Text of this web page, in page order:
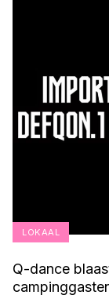
LOKAAL
Q-dance